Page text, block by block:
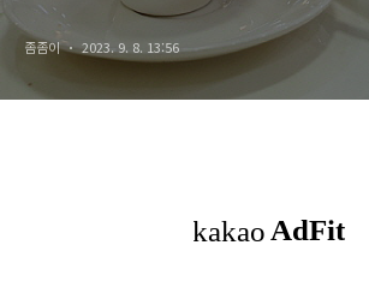
좀좀이 2023. 9. 8. 13:56